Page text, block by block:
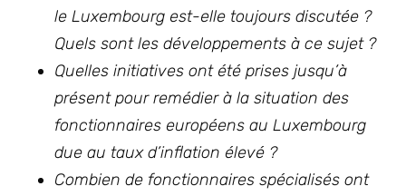
le Luxembourg est-elle toujours discutée ?
Quels sont les développements à ce sujet ?
Quelles initiatives ont été prises jusqu’à
présent pour remédier à la situation des
fonctionnaires européens au Luxembourg
due au taux d’inflation élevé ?
Combien de fonctionnaires spécialisés ont